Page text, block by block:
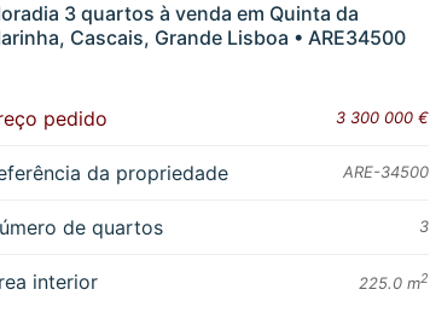
3 quartos à venda em Quinta da
Cascais, Grande Lisboa • ARE34500
pedido 3 300 000 €
da propriedade ARE-34500
de quartos 3
interior 225.0 m2